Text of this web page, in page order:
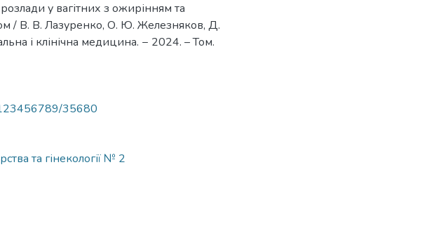
у вагітних з ожирінням та
/ В. В. Лазуренко, О. Ю. Железняков, Д.
і клінічна медицина. − 2024. – Том.
123456789/35680
та гінекології № 2